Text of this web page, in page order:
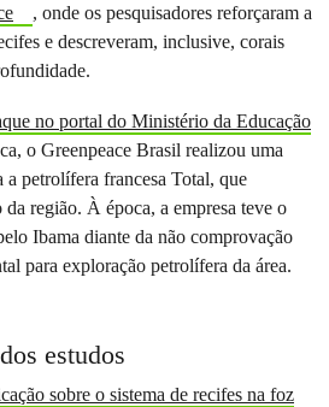
, onde os pesquisadores reforçaram a
e descreveram, inclusive, corais
no portal do Ministério da Educação
o Greenpeace Brasil realizou uma
petrolífera francesa Total, que
região. À época, a empresa teve o
Ibama diante da não comprovação
para exploração petrolífera da área.
estudos
sobre o sistema de recifes na foz